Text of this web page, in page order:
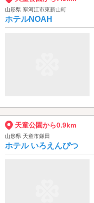
山形県 寒河江市東新山町
ホテルNOAH
天童公園から0.9km
山形県 天童市鎌田
ホテル いろえんぴつ